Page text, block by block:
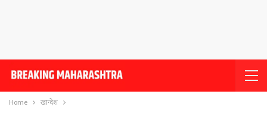
Home खान्देश